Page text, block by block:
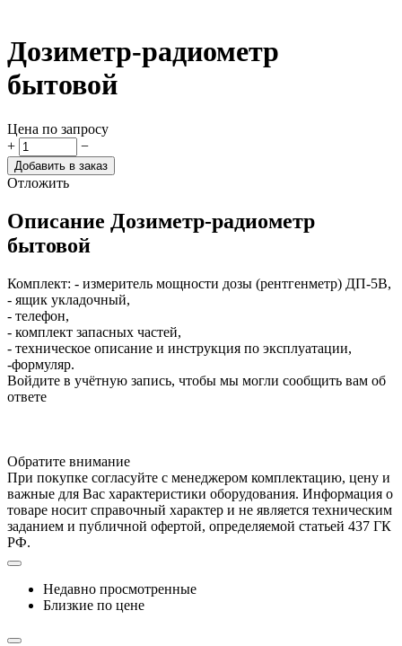
Дозиметр-радиометр
бытовой
Цена по запросу
+
−
Добавить в заказ
Отложить
Описание Дозиметр-радиометр
бытовой
Комплект: - измеритель мощности дозы (рентгенметр) ДП-5В,
- ящик укладочный,
- телефон,
- комплект запасных частей,
- техническое описание и инструкция по эксплуатации,
-формуляр.
Войдите в учётную запись, чтобы мы могли сообщить вам об
ответе
Обратите внимание
При покупке согласуйте с менеджером комплектацию, цену и
важные для Вас характеристики оборудования. Информация о
товаре носит справочный характер и не является техническим
заданием и публичной офертой, определяемой статьей 437 ГК
РФ.
Недавно просмотренные
Близкие по цене